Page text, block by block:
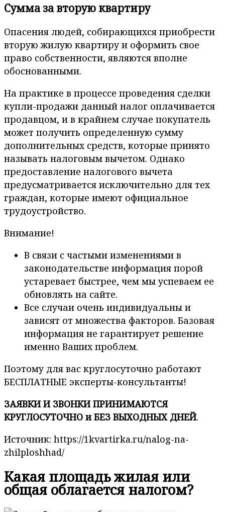
Сумма за вторую квартиру
Опасения людей, собирающихся приобрести
вторую жилую квартиру и оформить свое
право собственности, являются вполне
обоснованными.
На практике в процессе проведения сделки
купли-продажи данный налог оплачивается
продавцом, и в крайнем случае покупатель
может получить определенную сумму
дополнительных средств, которые принято
называть налоговым вычетом. Однако
предоставление налогового вычета
предусматривается исключительно для тех
граждан, которые имеют официальное
трудоустройство.
Внимание!
В связи с частыми изменениями в
законодательстве информация порой
устаревает быстрее, чем мы успеваем ее
обновлять на сайте.
Все случаи очень индивидуальны и
зависят от множества факторов. Базовая
информация не гарантирует решение
именно Ваших проблем.
Поэтому для вас круглосуточно работают
БЕСПЛАТНЫЕ эксперты-консультанты!
ЗАЯВКИ И ЗВОНКИ ПРИНИМАЮТСЯ
КРУГЛОСУТОЧНО и БЕЗ ВЫХОДНЫХ ДНЕЙ.
Источник: https://1kvartirka.ru/nalog-na-
zhilploshhad/
Какая площадь жилая или
общая облагается налогом?